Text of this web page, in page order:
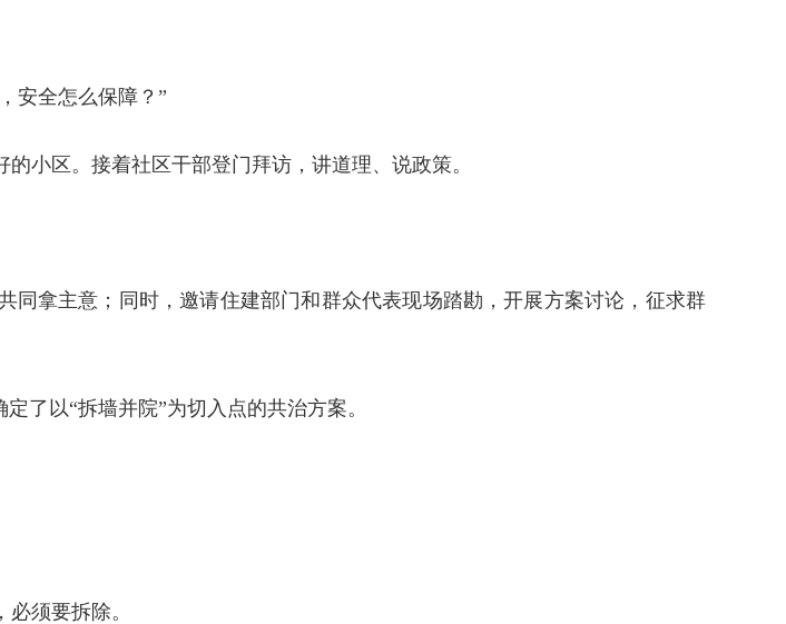
安全怎么保障？”
小区。接着社区干部登门拜访，讲道理、说政策。
拿主意；同时，邀请住建部门和群众代表现场踏勘，开展方案讨论，征求群
了以“拆墙并院”为切入点的共治方案。
须要拆除。